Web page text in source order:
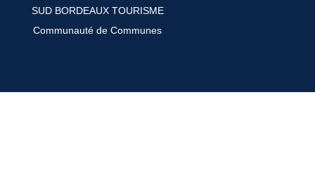
SUD BORDEAUX TOURISME
Communauté de Communes